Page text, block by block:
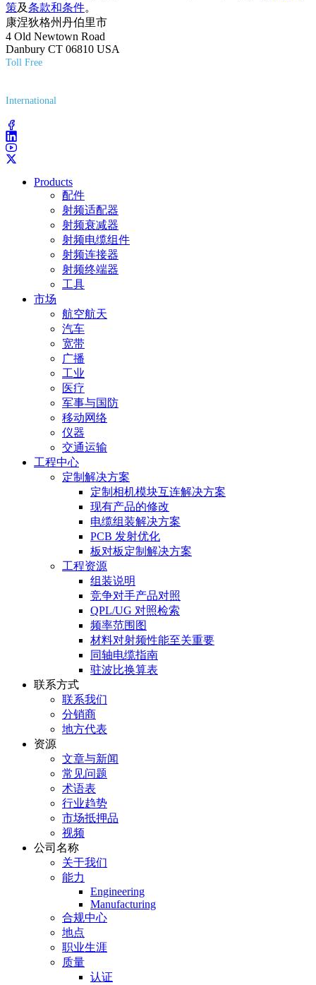
策及条款和条件。
康涅狄格州丹伯里市
4 Old Newtown Road
Danbury CT 06810 USA
Toll Free
International
Products
配件
射频适配器
射频衰减器
射频电缆组件
射频连接器
射频终端器
工具
市场
航空航天
汽车
宽带
广播
工业
医疗
军事与国防
移动网络
仪器
交通运输
工程中心
定制解决方案
定制相机模块互连解决方案
现有产品的修改
电缆组装解决方案
PCB 发射优化
板对板定制解决方案
工程资源
组装说明
竞争对手产品对照
QPL/UG 对照检索
频率范围图
材料对射频性能至关重要
同轴电缆指南
驻波比换算表
联系方式
联系我们
分销商
地方代表
资源
文章与新闻
常见问题
术语表
行业趋势
市场抵押品
视频
公司名称
关于我们
能力
Engineering
Manufacturing
合规中心
地点
职业生涯
质量
认证